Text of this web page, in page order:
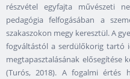
részvétel egyfajta művészeti
pedagógia felfogásában a
szakaszokon megy keresztül. A
fogváltástól a serdülőkorig tartó
megtapasztalásának
(Turós, 2018). A fogalmi értés